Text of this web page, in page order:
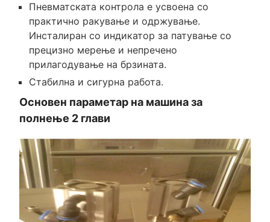
Пневматската контрола е усвоена со
практично ракување и одржување.
Инсталиран со индикатор за патување со
прецизно мерење и непречено
прилагодување на брзината.
Стабилна и сигурна работа.
Основен параметар на машина за
полнење 2 глави